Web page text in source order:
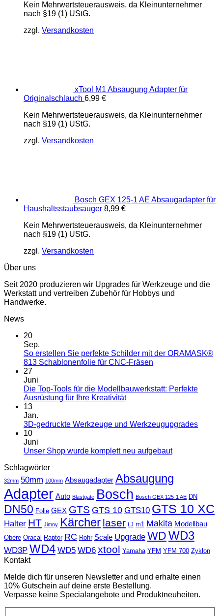
Kein Mehrwertsteuerausweis, da Kleinunternehmer
nach §19 (1) UStG.
zzgl. Versandkosten
xTool M1 Absaugung Adapter für
Originalschlauch 6,99 €
Kein Mehrwertsteuerausweis, da Kleinunternehmer
nach §19 (1) UStG.
zzgl. Versandkosten
Bosch GEX 125-1 AE Absaugadapter für
Haushaltsstaubsauger 8,99 €
Kein Mehrwertsteuerausweis, da Kleinunternehmer
nach §19 (1) UStG.
zzgl. Versandkosten
Über uns
Seit 2020 produzieren wir Upgrades für Werkzeuge und die
Werkstatt und vertreiben Zubehör für Hobbys und
Handwerke.
News
20
Sep.
So erstellen Sie perfekte Schilder mit der ORAMASK®
813 Schablonenfolie für CNC-Fräsen
27
Juni
Die Top-Tools für die Modellbauwerkstatt: Perfekte
Ausrüstung für Ihre Kreativität
13
Jan.
3D-gedruckte Werkzeuge und Werkzeugupgrades
10
Juni
Unser Shop wurde komplett neu aufgebaut
Schlagwörter
32mm 50mm 100mm Absaugadapter Absaugung
Adapter Auto Blastgate Bosch Bosch GEX 125-1 AE DN
DN50 Folie GEX GTS GTS 10 GTS10 GTS 10 XC
Halter HT Jimny Kärcher laser LJ m1 Makita Modellbau
Obere Oracal Raptor RC Rohr Scale Upgrade WDWD3
WD3P WD4 WD5 WD6 xtool Yamaha YFM YFM 700 Zyklon
Kontakt
Melde dich für unseren Newsletter and und erhalte einen
10% Gutschein auf deine erste Bestellung.
Verpasse keine Specialangebote und Produktneuheiten.